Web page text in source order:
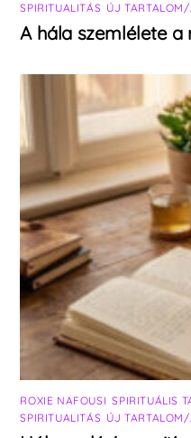
SPIRITUALITÁS ÚJ
A hála szemlélete a
ROXIE NAFOUSI ,SPIRITUÁLIS
SPIRITUALITÁS ÚJ